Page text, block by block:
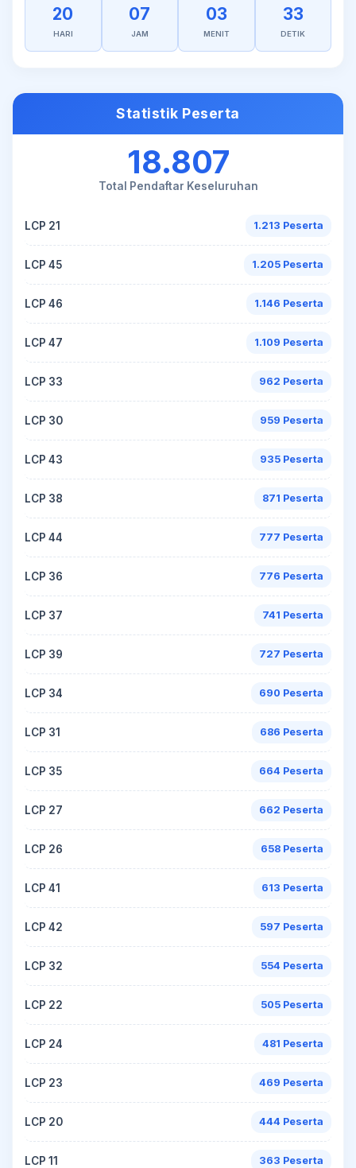
20
HARI
07
JAM
03
MENIT
33
DETIK
Statistik Peserta
18.807
Total Pendaftar Keseluruhan
LCP 21 1.213 Peserta
LCP 45 1.205 Peserta
LCP 46 1.146 Peserta
LCP 47 1.109 Peserta
LCP 33 962 Peserta
LCP 30 959 Peserta
LCP 43 935 Peserta
LCP 38 871 Peserta
LCP 44 777 Peserta
LCP 36 776 Peserta
LCP 37 741 Peserta
LCP 39 727 Peserta
LCP 34 690 Peserta
LCP 31 686 Peserta
LCP 35 664 Peserta
LCP 27 662 Peserta
LCP 26 658 Peserta
LCP 41 613 Peserta
LCP 42 597 Peserta
LCP 32 554 Peserta
LCP 22 505 Peserta
LCP 24 481 Peserta
LCP 23 469 Peserta
LCP 20 444 Peserta
LCP 11 363 Peserta